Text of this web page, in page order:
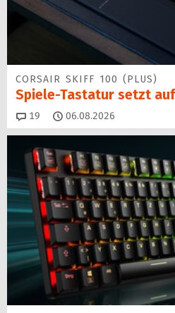
CORSAIR SKIFF 100 (PLUS)
Spiele-Tastatur setzt
19 Kommentare
06.08.2026